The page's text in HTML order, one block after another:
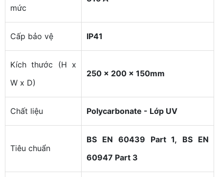
mức
Cấp bảo vệ IP41
Kích thước (H x
W x D)
250 x 200 x 150mm
Chất liệu Polycarbonate - Lớp UV
Tiêu chuẩn
BS EN 60439 Part 1, BS EN
60947 Part 3